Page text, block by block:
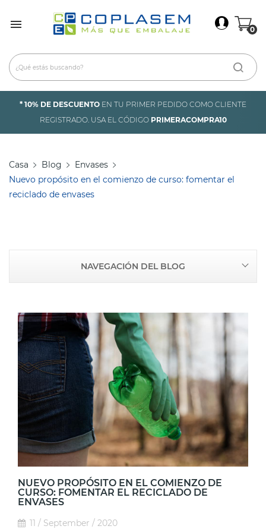
 0
* 10% DE DESCUENTO EN TU PRIMER PEDIDO COMO CLIENTE
REGISTRADO. USA EL CÓDIGO PRIMERACOMPRA10
Casa Blog
Envases
Nuevo propósito en el comienzo de curso: fomentar el
reciclado de envases
NAVEGACIÓN DEL BLOG
NUEVO PROPÓSITO EN EL COMIENZO DE
CURSO: FOMENTAR EL RECICLADO DE
ENVASES
11 / September / 2020
Iniciar Sesión ×
Debes iniciar sesión para guardar productos en tu
lista de deseos.
Cancelar Iniciar sesión